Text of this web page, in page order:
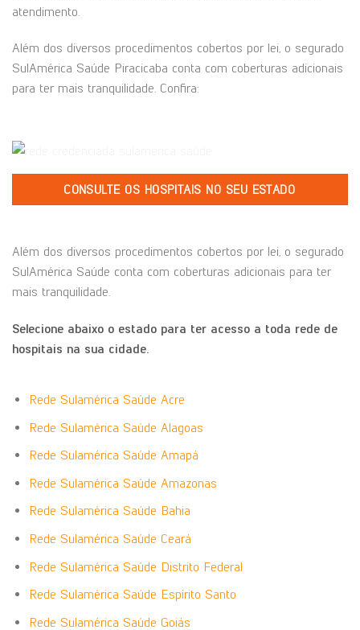
atendimento.
Além dos diversos procedimentos cobertos por lei, o segurado
SulAmérica Saúde Piracicaba conta com coberturas adicionais
para ter mais tranquilidade. Confira:
CONSULTE OS HOSPITAIS NO SEU ESTADO
Além dos diversos procedimentos cobertos por lei, o segurado
SulAmérica Saúde conta com coberturas adicionais para ter
mais tranquilidade.
Selecione abaixo o estado para ter acesso a toda rede de
hospitais na sua cidade.
Rede Sulamérica Saúde Acre
Rede Sulamérica Saúde Alagoas
Rede Sulamérica Saúde Amapá
Rede Sulamérica Saúde Amazonas
Rede Sulamérica Saúde Bahia
Rede Sulamérica Saúde Ceará
Rede Sulamérica Saúde Distrito Federal
Rede Sulamérica Saúde Espírito Santo
Rede Sulamérica Saúde Goiás